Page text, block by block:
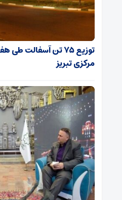
توزیع ۷۵ تن آسفالت
مرکزی تبریز